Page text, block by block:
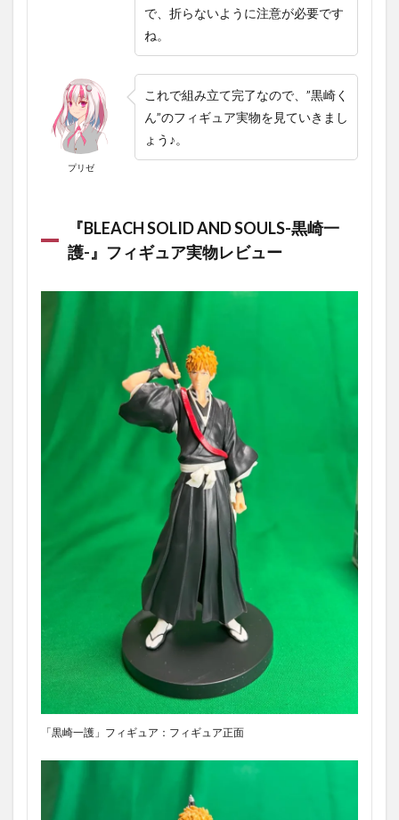
で、折らないように注意が必要です
ね。
プリゼ
これで組み立て完了なので、”黒崎く
ん”のフィギュア実物を見ていきまし
ょう♪。
『BLEACH SOLID AND SOULS-黒崎一
護-』フィギュア実物レビュー
「黒崎一護」フィギュア：フィギュア正面